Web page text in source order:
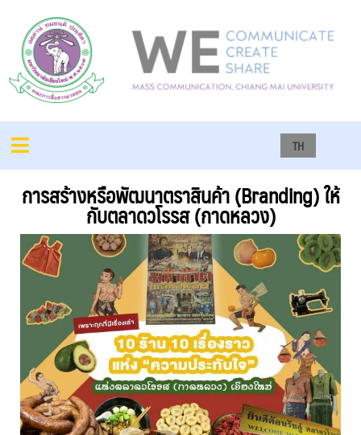
TH
การสร้างหรือพัฒนาตราสินค้า (ฺBranding) ให้
กับตลาดวโรรส (กาดหลวง)